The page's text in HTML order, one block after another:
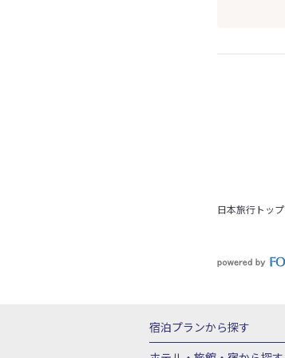
日本旅行トップ
宿泊プランから探す
北海道
東北 青森県